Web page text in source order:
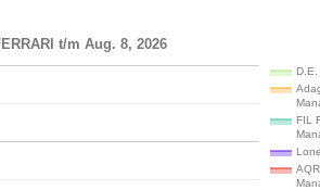
t/m Aug. 8, 2026
D.E.
FIL